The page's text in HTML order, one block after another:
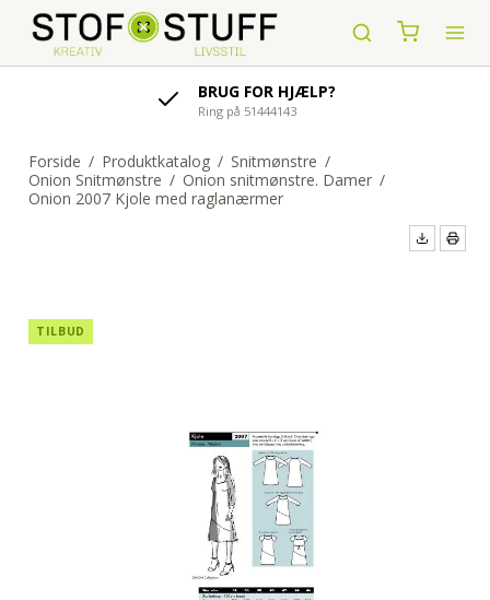
AFSENDELSE AF ORDRE
indenfor 1-4 hverdage
Forside / Produktkatalog / Snitmønstre /
Onion Snitmønstre / Onion snitmønstre. Damer /
Onion 2007 Kjole med raglanærmer
TILBUD